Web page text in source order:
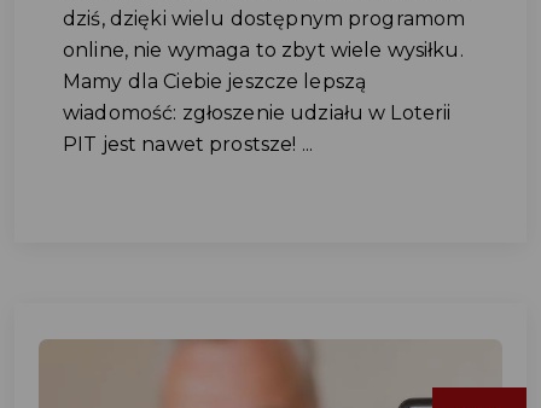
dziś, dzięki wielu dostępnym programom
online, nie wymaga to zbyt wiele wysiłku.
Mamy dla Ciebie jeszcze lepszą
wiadomość: zgłoszenie udziału w Loterii
PIT jest nawet prostsze! ...